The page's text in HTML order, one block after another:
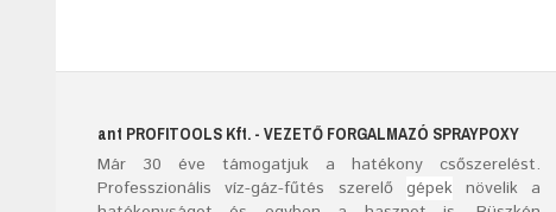
ant PROFITOOLS Kft. - VEZETŐ FORGALMAZÓ SPRAYPOXY
Már 30éve támogatjuk a hatékony csőszerelést.
Professzionális víz-gáz-fűtés szerelő gépeknövelik a